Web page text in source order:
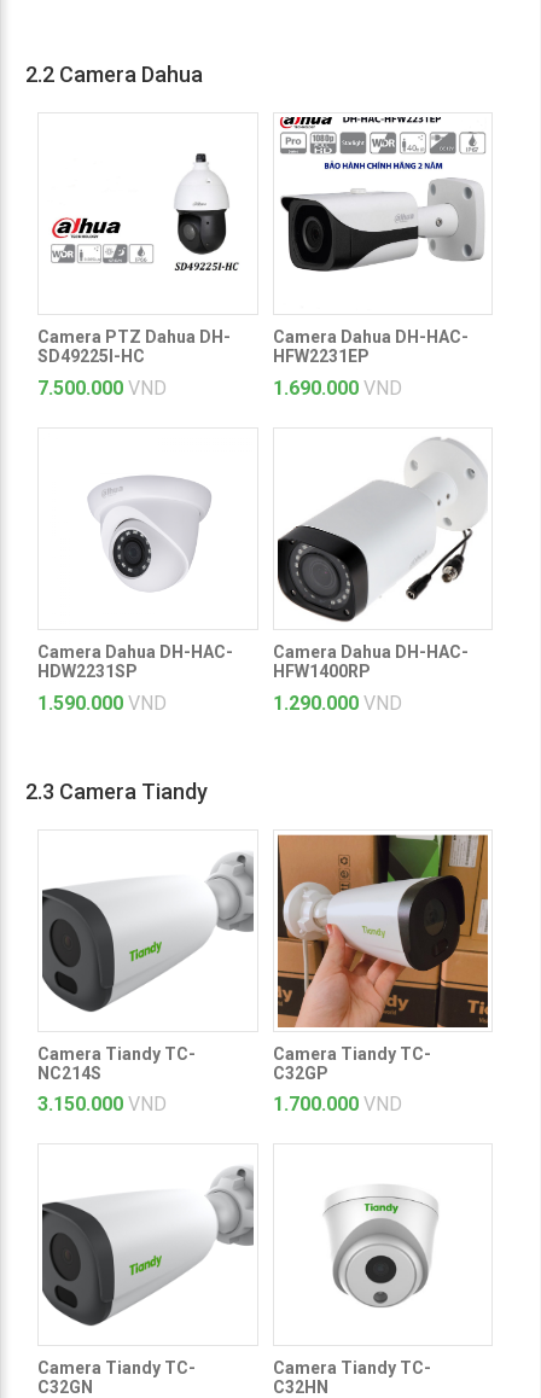
2.2 Camera Dahua
Camera PTZ Dahua DH-
SD49225I-HC
7.500.000 VND
Camera Dahua DH-HAC-
HFW2231EP
1.690.000 VND
Camera Dahua DH-HAC-
HDW2231SP
1.590.000 VND
Camera Dahua DH-HAC-
HFW1400RP
1.290.000 VND
2.3 Camera Tiandy
Camera Tiandy TC-
NC214S
3.150.000 VND
Camera Tiandy TC-
C32GP
1.700.000 VND
Camera Tiandy TC-
C32GN
Camera Tiandy TC-
C32HN